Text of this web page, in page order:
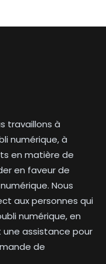
travaillons à
numérique, à
en matière de
en faveur de
Nous
aux personnes qui
numérique, en
assistance pour
de